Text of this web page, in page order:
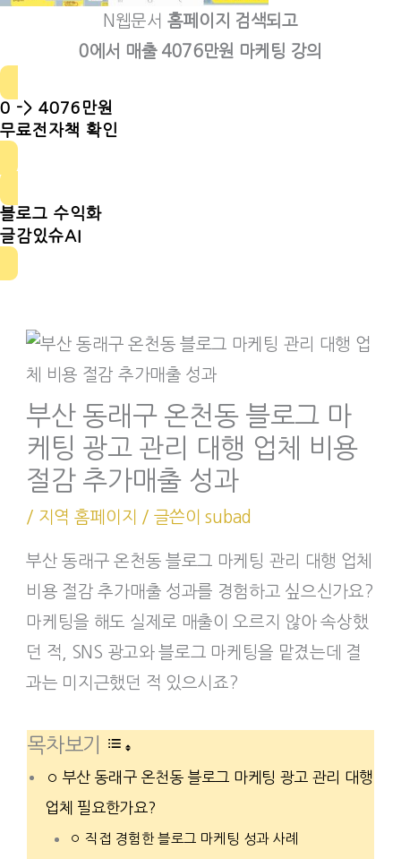
N웹문서 홈페이지 검색되고
0에서 매출 4076만원 마케팅 강의
0 -> 4076만원
무료전자책 확인
블로그 수익화
글감있슈AI
부산 동래구 온천동 블로그 마
케팅 광고 관리 대행 업체 비용
절감 추가매출 성과
/ 지역 홈페이지 / 글쓴이subad
부산 동래구 온천동 블로그 마케팅 관리 대행 업체
비용 절감 추가매출 성과를 경험하고 싶으신가요?
마케팅을 해도 실제로 매출이 오르지 않아 속상했
던 적, SNS 광고와 블로그 마케팅을 맡겼는데 결
과는 미지근했던 적 있으시죠?
목차보기
부산 동래구 온천동 블로그 마케팅 광고 관리 대행
업체 필요한가요?
직접 경험한 블로그 마케팅 성과 사례